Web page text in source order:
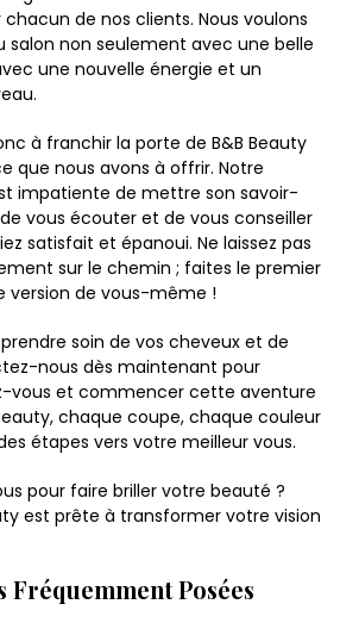
de nos clients. Nous voulons
salon non seulement avec une belle
une nouvelle énergie et un
à franchir la porte de B&B Beauty
que nous avons à offrir. Notre
impatiente de mettre son savoir-
vous écouter et de vous conseiller
satisfait et épanoui. Ne laissez pas
sur le chemin ; faites le premier
version de vous-même !
soin de vos cheveux et de
nous dès maintenant pour
vous et commencer cette aventure
chaque coupe, chaque couleur
étapes vers votre meilleur vous.
pour faire briller votre beauté ?
est prête à transformer votre vision
Fréquemment Posées